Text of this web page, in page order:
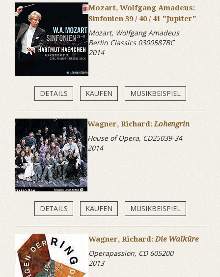
Mozart, Wolfgang Amadeus:
Sinfonien 39 / 40 / 41 "Jupiter"
Mozart, Wolfgang Amadeus
Berlin Classics 0300587BC
2014
DETAILS KAUFEN MUSIKBEISPIEL
Wagner, Richard:Lohengrin
House of Opera, CD25039-34
2014
DETAILS KAUFEN MUSIKBEISPIEL
Wagner, Richard:Die Walküre
Operapassion, CD 605200
2013